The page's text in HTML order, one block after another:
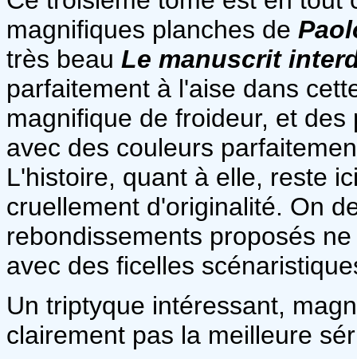
magnifiques planches de
très beau Le manuscrit
parfaitement à l'aise dans
magnifique de froideur, et
avec des couleurs
L'histoire, quant à elle, reste
cruellement d'originalité. On
rebondissements proposés
avec des ficelles
Un triptyque intéressant,
clairement pas la meilleure